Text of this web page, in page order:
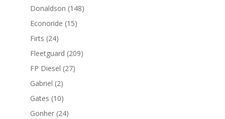
productos
Donaldson 148148
Econoride 1515
Firts 2424
productos
Fleetguard 209209
FP Diesel 2727
Gabriel 22
productos
Gates 1010
productos
Gonher 2424